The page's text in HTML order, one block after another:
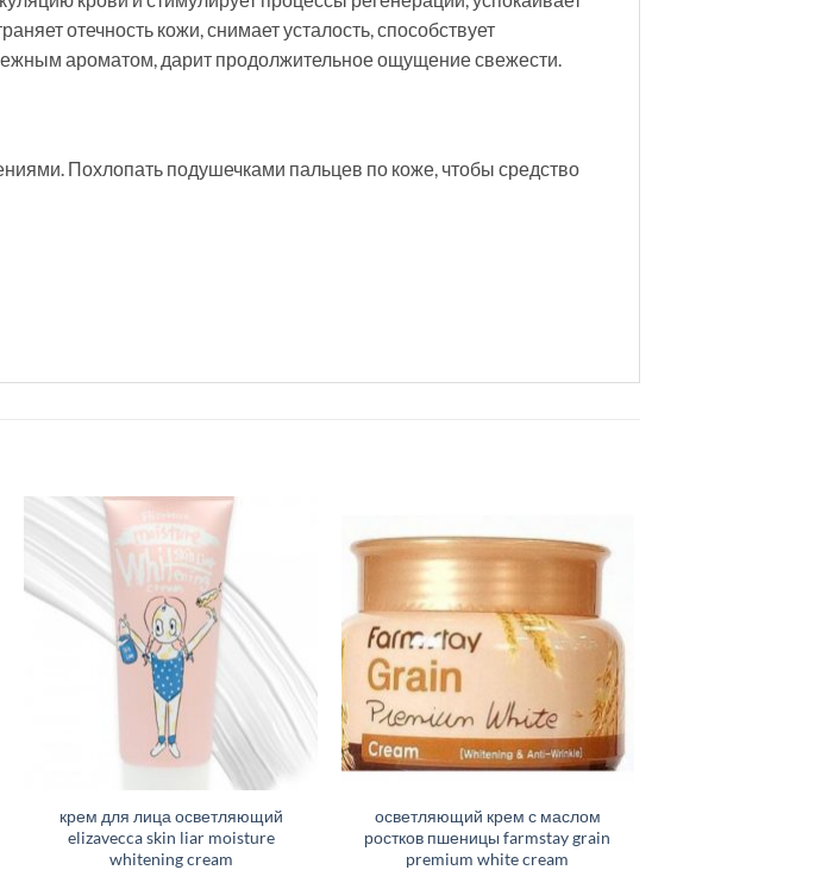
отечность кожи, снимает усталость, способствует
ароматом, дарит продолжительное ощущение свежести.
Похлопать подушечками пальцев по коже, чтобы средство
крем для лица осветляющий
elizavecca skin liar moisture
whitening cream
осветляющий крем с маслом
ростков пшеницы farmstay grain
premium white cream